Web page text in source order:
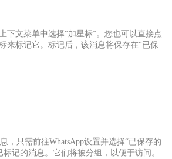
下文菜单中选择“加星标”。您也可以直接点
来标记它。标记后，该消息将保存在“已保
，只需前往WhatsApp设置并选择“已保存的
记的消息。它们将被分组，以便于访问。